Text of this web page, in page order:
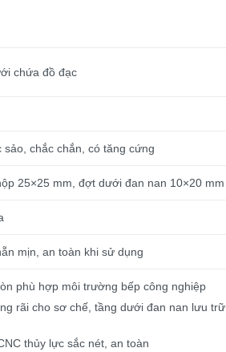
chứa đồ đạc
chắc chắn, có tăng cứng
25×25 mm, đợt dưới đan nan 10×20 mm
mịn, an toàn khi sử dụng
phù hợp môi trường bếp công nghiệp
rãi cho sơ chế, tầng dưới đan nan lưu trữ
thủy lực sắc nét, an toàn